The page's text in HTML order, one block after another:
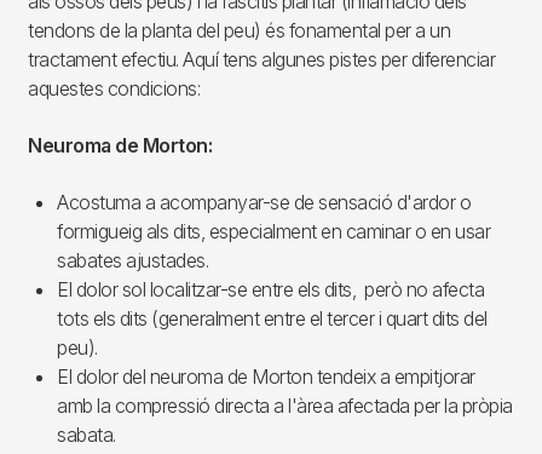
tendons de la planta del peu) és fonamental per a un
tractament efectiu. Aquí tens algunes pistes per diferenciar
aquestes condicions:
Neuroma de Morton:
Acostuma a acompanyar-se de sensació d'ardor o
formigueig als dits, especialment en caminar o en usar
sabates ajustades.
El dolor sol localitzar-se entre els dits, però no afecta
tots els dits (generalment entre el tercer i quart dits del
peu).
El dolor del neuroma de Morton tendeix a empitjorar
amb la compressió directa a l'àrea afectada per la pròpia
sabata.